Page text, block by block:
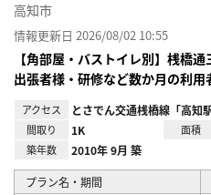
高知市
情報更新日 2026/08/02 10:55
【角部屋・バストイレ別】桟
出張者様・研修など数か月の利用
アクセス とさでん交通桟橋線「高知
間取り 1K 面積
築年数 2010年 9月 築
プラン名・期間